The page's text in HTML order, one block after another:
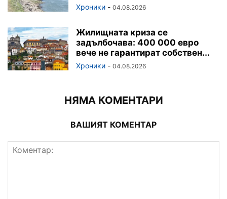
Хроники - 04.08.2026
Жилищната криза се
задълбочава: 400 000 евро
вече не гарантират собствен...
Хроники - 04.08.2026
НЯМА КОМЕНТАРИ
ВАШИЯТ КОМЕНТАР